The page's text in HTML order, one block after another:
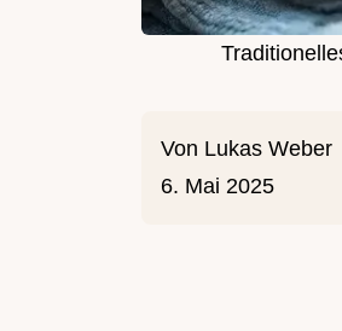
Von Lukas Weber
6. Mai 2025